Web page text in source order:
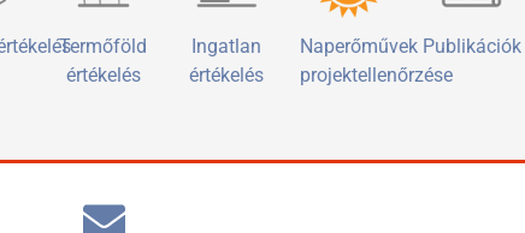
Termőföld
értékelés
Ingatlan
értékelés
Naperőművek
projektellenőrzése
Publikációk